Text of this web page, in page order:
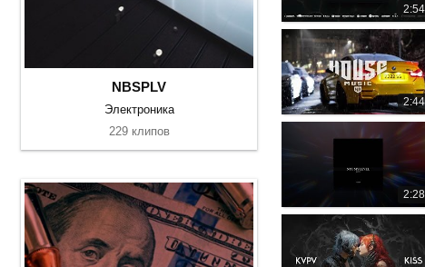
2:54
2:44
2:28
NBSPLV
Электроника
229 клипов